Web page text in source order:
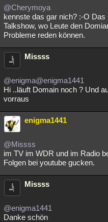
Besucht Teilgenommen
Lesenswert Schlüsselwörter
@Cherymoya
kennste das gar nich? :-O
Talkshow, wo Leute den
Probleme reden können.
Missss
@enigma@enigma1441
Hi ..läuft Domain noch ? Und
vorraus
enigma1441
@Missss
im TV im WDR und im Radio
Folgen bei youtube gucken.
Missss
@enigma1441
Danke schön